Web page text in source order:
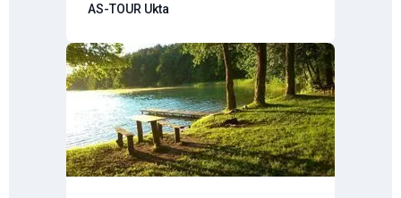
AS-TOUR Ukta